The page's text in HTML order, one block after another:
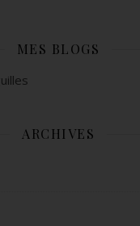
MES BLOGS
ARCHIVES